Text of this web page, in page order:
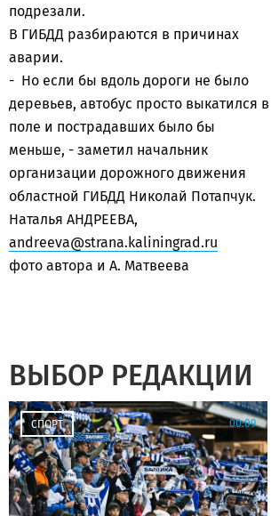
подрезали.
В ГИБДД разбираются в причинах
аварии.
- Но если бы вдоль дороги не было
деревьев, автобус просто выкатился в
поле и пострадавших было бы
меньше, - заметил начальник
организации дорожного движения
областной ГИБДД Николай Потапчук.
Наталья АНДРЕЕВА,
andreeva@strana.kaliningrad.ru
фото автора и А. Матвеева
ВЫБОР РЕДАКЦИИ
СПОРТ 00:09